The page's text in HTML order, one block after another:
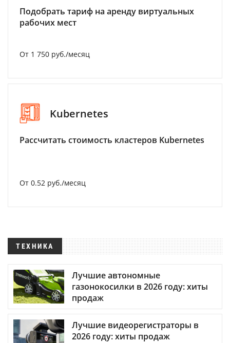
Подобрать тариф на аренду виртуальных
рабочих мест
От 1 750 руб./месяц
Kubernetes
Рассчитать стоимость кластеров Kubernetes
От 0.52 руб./месяц
ТЕХНИКА
Лучшие автономные
газонокосилки в 2026 году: хиты
продаж
Лучшие видеорегистраторы в
2026 году: хиты продаж